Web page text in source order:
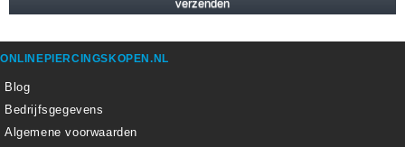
ONLINEPIERCINGSKOPEN.NL
Blog
Bedrijfsgegevens
Algemene voorwaarden